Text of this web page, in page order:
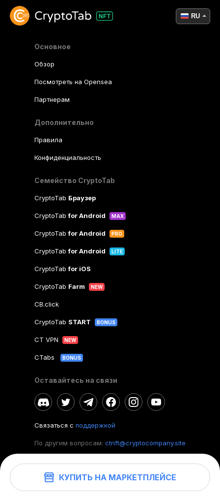
КУПИТЬ НА МАРКЕТПЛЕЙСЕ
Основное
Обзор
Посмотреть на Opensea
Партнерам
Дополнительно
Правила
Конфиденциальность
Семейство CryptoTab
CryptoTab Браузер
CryptoTabfor Android MAX
CryptoTabfor Android PRO
CryptoTabfor Android LITE
CryptoTabfor iOS
CryptoTab Farm NEW
CB.click
CryptoTab START BONUS
CT VPN NEW
CTabs BONUS
Оставайтесь на связи
Связаться с поддержкой
По другим вопросам: ctnft@cryptocompany.site
©2026. CryptoTab NFT.Все права защищены.
RU